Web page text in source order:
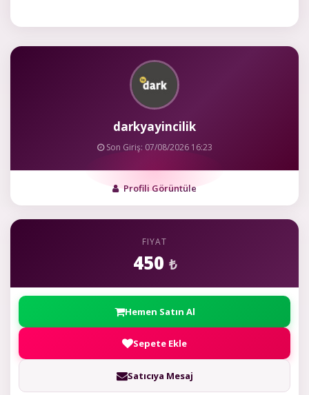
darkyayincilik
Son Giriş: 07/08/2026 16:23
Profili Görüntüle
FIYAT
450 ₺
Hemen Satın Al
Sepete Ekle
Satıcıya Mesaj